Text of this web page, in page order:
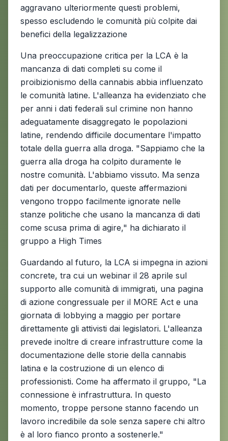
aggravano ulteriormente questi problemi,
spesso escludendo le comunità più colpite dai
benefici della legalizzazione
Una preoccupazione critica per la LCA è la
mancanza di dati completi su come il
proibizionismo della cannabis abbia influenzato
le comunità latine. L'alleanza ha evidenziato che
per anni i dati federali sul crimine non hanno
adeguatamente disaggregato le popolazioni
latine, rendendo difficile documentare l'impatto
totale della guerra alla droga. "Sappiamo che la
guerra alla droga ha colpito duramente le
nostre comunità. L'abbiamo vissuto. Ma senza
dati per documentarlo, queste affermazioni
vengono troppo facilmente ignorate nelle
stanze politiche che usano la mancanza di dati
come scusa prima di agire," ha dichiarato il
gruppo a High Times
Guardando al futuro, la LCA si impegna in azioni
concrete, tra cui un webinar il 28 aprile sul
supporto alle comunità di immigrati, una pagina
di azione congressuale per il MORE Act e una
giornata di lobbying a maggio per portare
direttamente gli attivisti dai legislatori. L'alleanza
prevede inoltre di creare infrastrutture come la
documentazione delle storie della cannabis
latina e la costruzione di un elenco di
professionisti. Come ha affermato il gruppo, "La
connessione è infrastruttura. In questo
momento, troppe persone stanno facendo un
lavoro incredibile da sole senza sapere chi altro
è al loro fianco pronto a sostenerle."